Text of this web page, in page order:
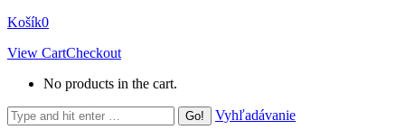
Košík0
View CartCheckout
No products in the cart.
Search:
Vyhľadávanie